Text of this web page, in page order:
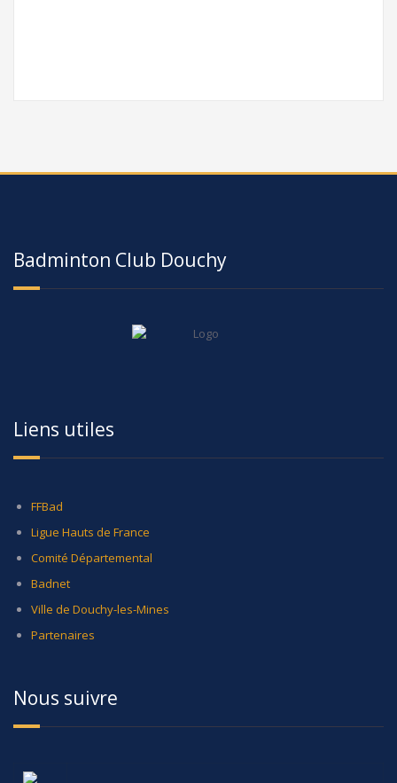
Badminton Club Douchy
Liens utiles
FFBad
Ligue Hauts de France
Comité Départemental
Badnet
Ville de Douchy-les-Mines
Partenaires
Nous suivre